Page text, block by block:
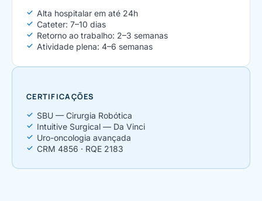
Alta hospitalar em até 24h
Cateter: 7–10 dias
Retorno ao trabalho: 2–3 semanas
Atividade plena: 4–6 semanas
CERTIFICAÇÕES
SBU — Cirurgia Robótica
Intuitive Surgical — Da Vinci
Uro-oncologia avançada
CRM 4856 · RQE 2183